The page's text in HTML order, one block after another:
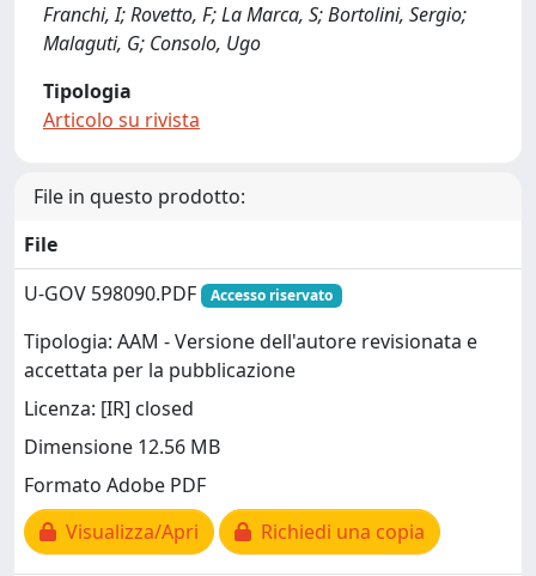
Franchi, I; Rovetto, F; La Marca, S; Bortolini, Sergio;
Malaguti, G; Consolo, Ugo
Tipologia
Articolo su rivista
File in questo prodotto:
File
U-GOV 598090.PDF
Accesso riservato
Tipologia: AAM - Versione dell'autore revisionata e
accettata per la pubblicazione
Licenza: [IR] closed
Dimensione 12.56 MB
Formato Adobe PDF
Visualizza/Apri
Richiedi una copia